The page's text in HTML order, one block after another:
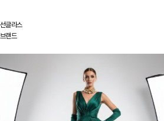
선글라스
브랜드